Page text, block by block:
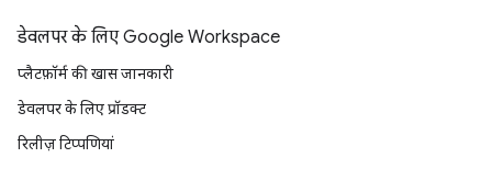
डेवलपर के लिए Google Workspace
प्लैटफ़ॉर्म की खास जानकारी
डेवलपर के लिए प्रॉडक्ट
रिलीज़ टिप्पणियां